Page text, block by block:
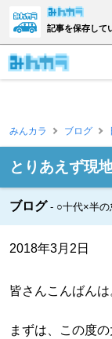
記事を保存して
みんカラ ブログ
とりあえず現
ブログ ○十代×半の
2018年3月2日
皆さんこんばんは
まずは、この度